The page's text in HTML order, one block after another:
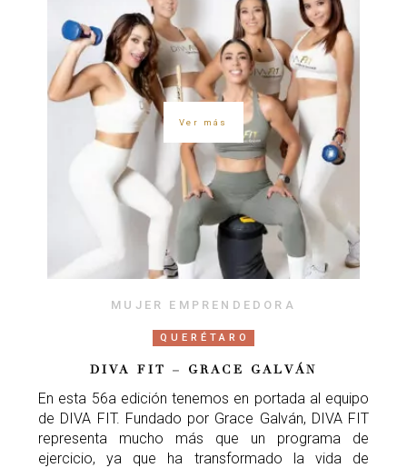
Ver más
MUJER EMPRENDEDORA
QUERÉTARO
DIVA FIT – GRACE GALVÁN
En esta 56a edición tenemos en portada al equipo
de DIVA FIT. Fundado por Grace Galván, DIVA FIT
representa mucho más que un programa de
ejercicio, ya que ha transformado la vida de